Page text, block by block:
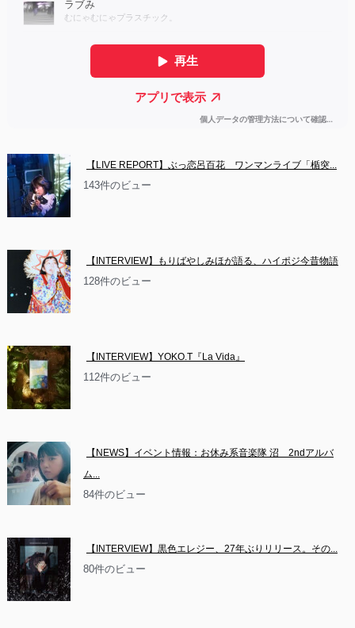
【LIVE REPORT】ぶっ恋呂百花　ワンマンライブ「楯突...
143件のビュー
【INTERVIEW】もりばやしみほが語る、ハイポジ今昔物語
128件のビュー
【INTERVIEW】YOKO.T『La Vida』
112件のビュー
【NEWS】イベント情報：お休み系音楽隊 沼　2ndアルバ
ム...
84件のビュー
【INTERVIEW】黒色エレジー、27年ぶりリリース。その...
80件のビュー